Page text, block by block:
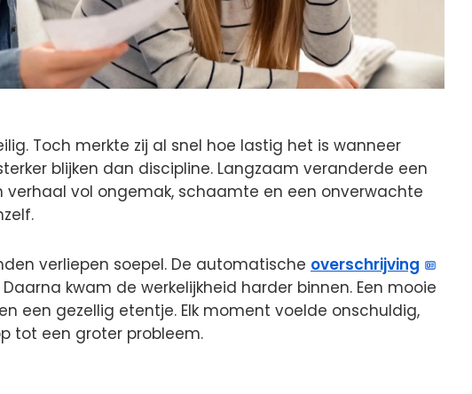
Toch merkte zij al snel hoe lastig het is wanneer
blijken dan discipline. Langzaam veranderde een
verhaal vol ongemak, schaamte en een onverwachte
verliepen soepel. De automatische overschrijving
kwam de werkelijkheid harder binnen. Een mooie
een gezellig etentje. Elk moment voelde onschuldig,
tot een groter probleem.